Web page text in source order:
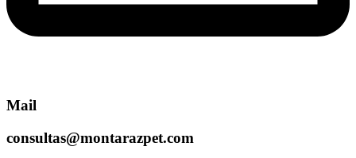
Mail
consultas@montarazpet.com